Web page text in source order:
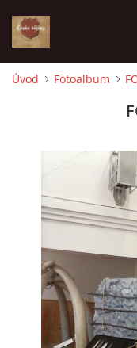
VÝBĚR PODLE VAŠICH
JAK VŠE PROBÍHÁ
KE STAŽENÍ
PÍŠÍ O NÁS
Úvod Fotoalbum